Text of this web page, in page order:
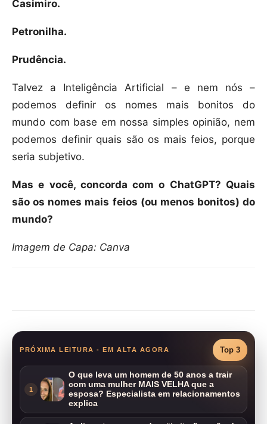
Casimiro.
Petronilha.
Prudência.
Talvez a Inteligência Artificial – e nem nós –
podemos definir os nomes mais bonitos do
mundo com base em nossa simples opinião, nem
podemos definir quais são os mais feios, porque
seria subjetivo.
Mas e você, concorda com o ChatGPT? Quais
são os nomes mais feios (ou menos bonitos) do
mundo?
Imagem de Capa: Canva
PRÓXIMA LEITURA - EM ALTA AGORA Top 3
1
O que leva um homem de 50 anos a trair
com uma mulher MAIS VELHA que a
esposa? Especialista em relacionamentos
explica